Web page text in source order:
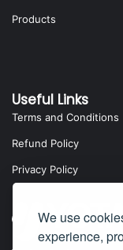
We use
experience,
Products
Useful Links
Terms and Conditions
Refund Policy
Privacy Policy